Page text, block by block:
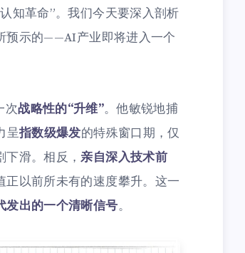
知革命”。我们今天要深入剖析
预示的——AI产业即将进入一个
次战略性的“升维”。他敏锐地捕
呈指数级爆发的特殊窗口期，仅
下滑。相反，亲自深入技术前
正以前所未有的速度攀升。这一
发出的一个清晰信号。